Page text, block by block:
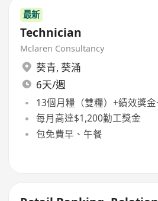
最新
Technician
Mclaren Consultancy
葵青, 葵涌
6天/週
13個月糧（雙糧）+績效獎
每月高達$1,200勤工獎金
包免費早、午餐